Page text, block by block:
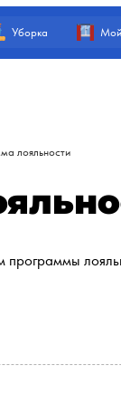
Уборка
лояльности
программы